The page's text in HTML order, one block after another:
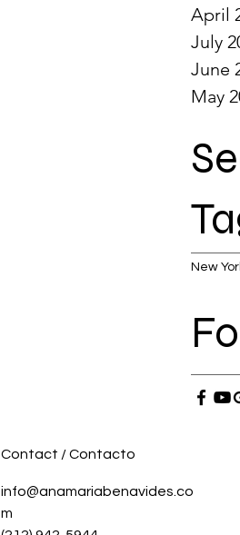
April
July
June
May
New
Contact / Contacto
info@anamariabenavides.co
m